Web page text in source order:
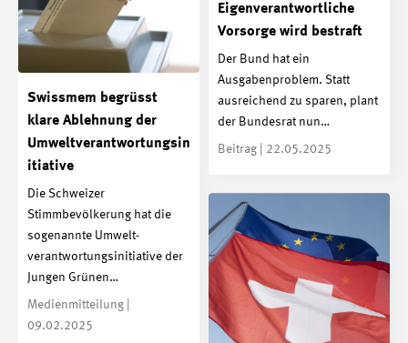
Eigenverantwortliche
Vorsorge wird bestraft
Der Bund hat ein
Ausgabenproblem. Statt
ausreichend zu sparen, plant
der Bundesrat nun…
Beitrag | 22.05.2025
Swissmem begrüsst
klare Ablehnung der
Umweltverantwortungsin
itiative
Die Schweizer
Stimmbevölkerung hat die
sogenannte Umwelt­
verantwortungs­initiative der
Jungen Grünen…
Medienmitteilung |
09.02.2025